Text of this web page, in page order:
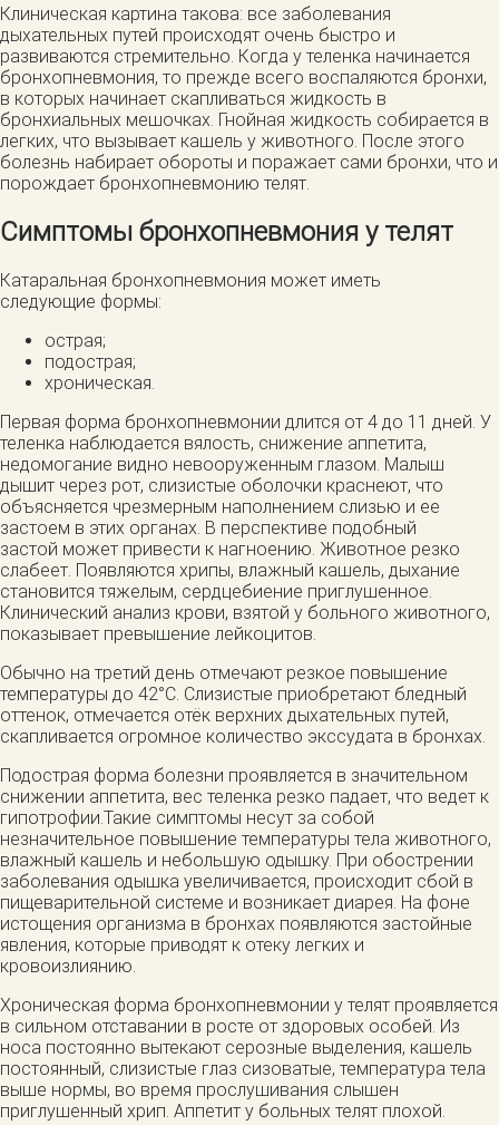
Клиническая картина такова: все заболевания
дыхательных путей происходят очень быстро и
развиваются стремительно. Когда у теленка начинается
бронхопневмония, то прежде всего воспаляются бронхи,
в которых начинает скапливаться жидкость в
бронхиальных мешочках. Гнойная жидкость собирается в
легких, что вызывает кашель у животного. После этого
болезнь набирает обороты и поражает сами бронхи, что и
порождает бронхопневмонию телят.
Симптомы бронхопневмония у телят
Катаральная бронхопневмония может иметь
следующие формы:
острая;
подострая;
хроническая.
Первая форма бронхопневмонии длится от 4 до 11 дней. У
теленка наблюдается вялость, снижение аппетита,
недомогание видно невооруженным глазом. Малыш
дышит через рот, слизистые оболочки краснеют, что
объясняется чрезмерным наполнением слизью и ее
застоем в этих органах. В перспективе подобный
застой может привести к нагноению. Животное резко
слабеет. Появляются хрипы, влажный кашель, дыхание
становится тяжелым, сердцебиение приглушенное.
Клинический анализ крови, взятой у больного животного,
показывает превышение лейкоцитов.
Обычно на третий день отмечают резкое повышение
температуры до 42°С. Слизистые приобретают бледный
оттенок, отмечается отёк верхних дыхательных путей,
скапливается огромное количество экссудата в бронхах.
Подострая форма болезни проявляется в значительном
снижении аппетита, вес теленка резко падает, что ведет к
гипотрофии.Такие симптомы несут за собой
незначительное повышение температуры тела животного,
влажный кашель и небольшую одышку. При обострении
заболевания одышка увеличивается, происходит сбой в
пищеварительной системе и возникает диарея. На фоне
истощения организма в бронхах появляются застойные
явления, которые приводят к отеку легких и
кровоизлиянию.
Хроническая форма бронхопневмонии у телят проявляется
в сильном отставании в росте от здоровых особей. Из
носа постоянно вытекают серозные выделения, кашель
постоянный, слизистые глаз сизоватые, температура тела
выше нормы, во время прослушивания слышен
приглушенный хрип. Аппетит у больных телят плохой.